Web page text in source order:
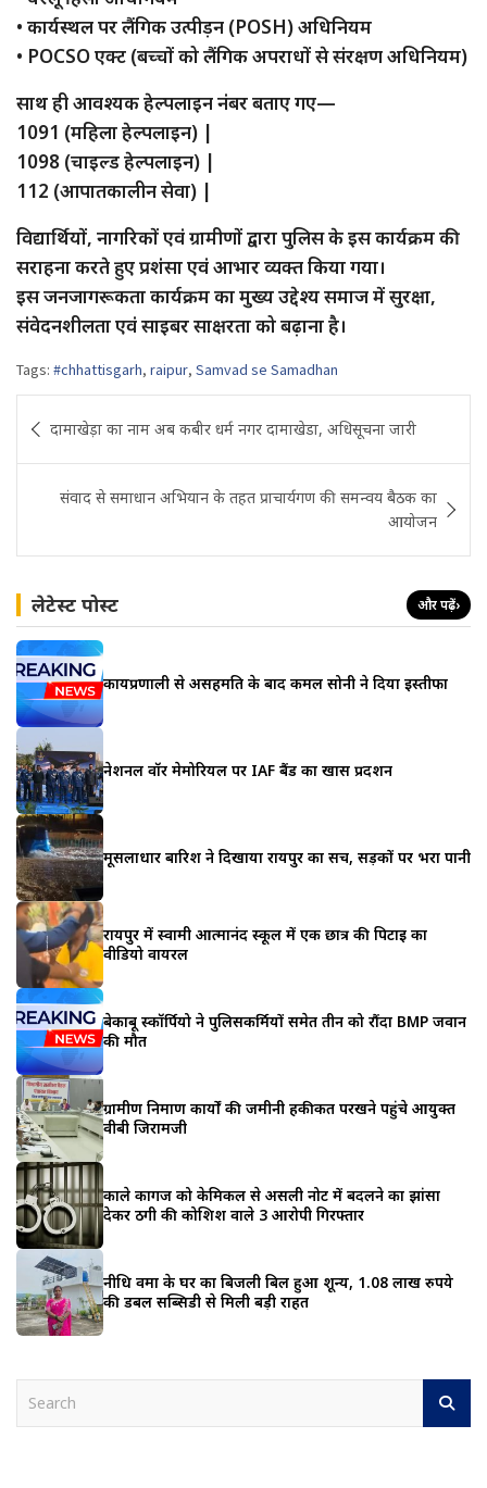
• कार्यस्थल पर लैंगिक उत्पीड़न (POSH) अधिनियम
• POCSO एक्ट (बच्चों को लैंगिक अपराधों से संरक्षण अधिनियम)
साथ ही आवश्यक हेल्पलाइन नंबर बताए गए—
1091 (महिला हेल्पलाइन) |
1098 (चाइल्ड हेल्पलाइन) |
112 (आपातकालीन सेवा) |
विद्यार्थियों, नागरिकों एवं ग्रामीणों द्वारा पुलिस के इस कार्यक्रम की
सराहना करते हुए प्रशंसा एवं आभार व्यक्त किया गया।
इस जनजागरूकता कार्यक्रम का मुख्य उद्देश्य समाज में सुरक्षा,
संवेदनशीलता एवं साइबर साक्षरता को बढ़ाना है।
Tags: #chhattisgarh, raipur, Samvad se Samadhan
navigation
दामाखेड़ा का नाम अब कबीर धर्म नगर दामाखेडा, अधिसूचना जारी
संवाद से समाधान अभियान के तहत प्राचार्यगण की समन्वय बैठक का
आयोजन
लेटेस्ट पोस्ट और पढ़ें›
कार्यप्रणाली से असहमति के बाद कमल सोनी ने दिया इस्तीफा
नेशनल वॉर मेमोरियल पर IAF बैंड का खास प्रदर्शन
मूसलाधार बारिश ने दिखाया रायपुर का सच, सड़कों पर भरा पानी
रायपुर में स्वामी आत्मानंद स्कूल में एक छात्र की पिटाई का
वीडियो वायरल
बेकाबू स्कॉर्पियो ने पुलिसकर्मियों समेत तीन को रौंदा BMP जवान
की मौत
ग्रामीण निर्माण कार्यों की जमीनी हकीकत परखने पहुंचे आयुक्त
वीबी जिरामजी
काले कागज को केमिकल से असली नोट में बदलने का झांसा
देकर ठगी की कोशिश वाले 3 आरोपी गिरफ्तार
नीधि वर्मा के घर का बिजली बिल हुआ शून्य, 1.08 लाख रुपये
की डबल सब्सिडी से मिली बड़ी राहत